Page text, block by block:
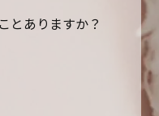
とありますか？